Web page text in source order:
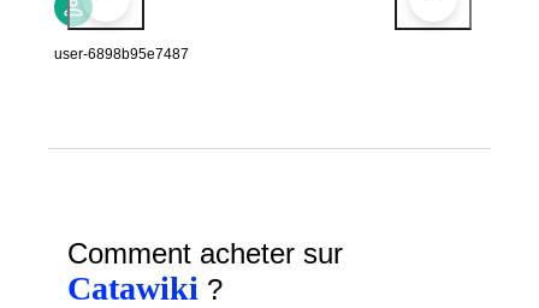
user-6898b95e7487
Comment acheter sur
Catawiki ?